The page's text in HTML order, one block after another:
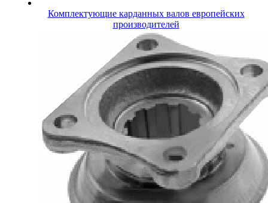
Комплектующие карданных валов европейских
производителей